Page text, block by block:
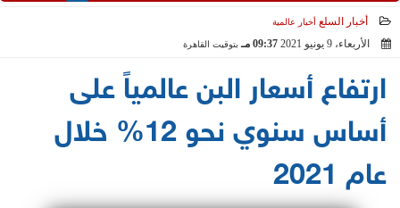
أخبار السلع أخبار عالمية
الأربعاء، 9 يونيو 2021 09:37 مـ بتوقيت القاهرة
ارتفاع أسعار البن عالمياً على
أساس سنوي نحو 12% خلال
عام 2021